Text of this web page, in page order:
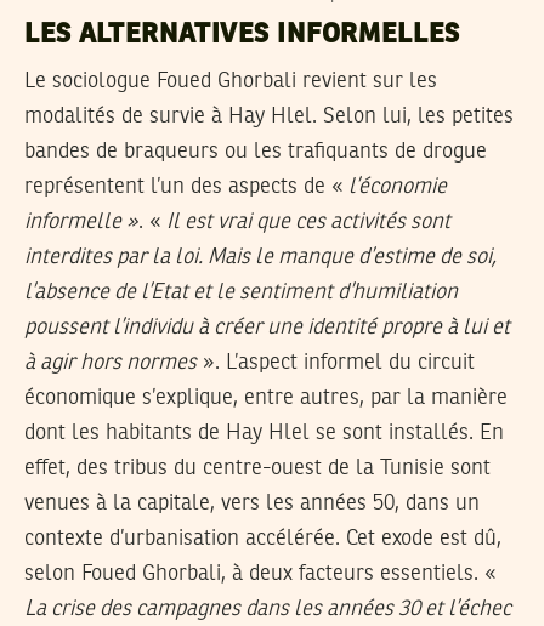
LES ALTERNATIVES INFORMELLES
Le sociologue Foued Ghorbali revient sur les
modalités de survie à Hay Hlel. Selon lui, les petites
bandes de braqueurs ou les trafiquants de drogue
représentent l’un des aspects de « l’économie
informelle ». « Il est vrai que ces activités sont
interdites par la loi. Mais le manque d’estime de soi,
l’absence de l’Etat et le sentiment d’humiliation
poussent l’individu à créer une identité propre à lui et
à agir hors normes». L’aspect informel du circuit
économique s’explique, entre autres, par la manière
dont les habitants de Hay Hlel se sont installés. En
effet, des tribus du centre-ouest de la Tunisie sont
venues à la capitale, vers les années 50, dans un
contexte d’urbanisation accélérée. Cet exode est dû,
selon Foued Ghorbali, à deux facteurs essentiels. «
La crise des campagnes dans les années 30 et l’échec